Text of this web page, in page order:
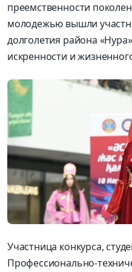
преемственности
молодежью вышли
долголетия района
искренности и
Участница конкурса,
Профессионально-